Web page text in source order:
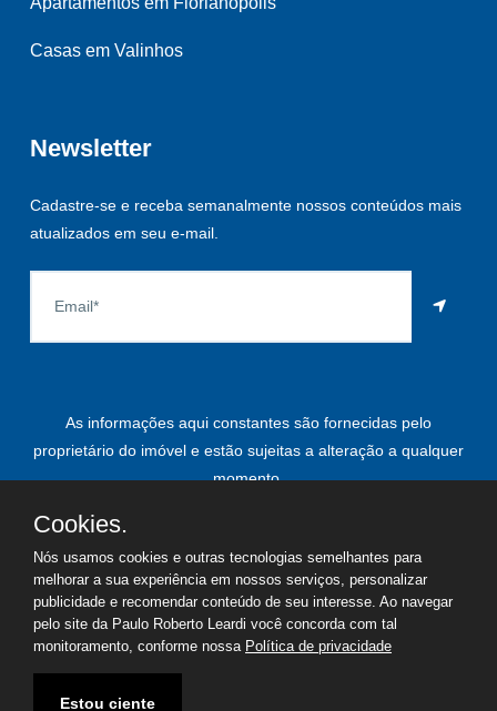
Casas em Valinhos
Newsletter
Cadastre-se e receba semanalmente nossos conteúdos mais
atualizados em seu e-mail.
As informações aqui constantes são fornecidas pelo
proprietário do imóvel e estão sujeitas a alteração a qualquer
momento.
©2026Copyright - Paulo Roberto Leardi | Todos os direitos
reservados
Cookies.
Nós usamos cookies e outras tecnologias semelhantes para
melhorar a sua experiência em nossos serviços, personalizar
publicidade e recomendar conteúdo de seu interesse. Ao navegar
pelo site da Paulo Roberto Leardi você concorda com tal
monitoramento, conforme nossa Política de privacidade
Estou ciente